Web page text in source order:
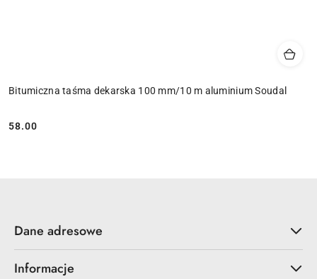
Bitumiczna taśma dekarska 100 mm/10 m aluminium Soudal
Cena:
58.00
Dane adresowe
Informacje